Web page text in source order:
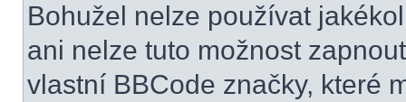
Bohužel nelze používat
ani nelze tuto možnost
vlastní BBCode značky, které